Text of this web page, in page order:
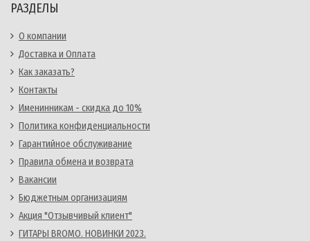
РАЗДЕЛЫ
О компании
Доставка и Оплата
Как заказать?
Контакты
Именинникам - скидка до 10%
Политика конфиденциальности
Гарантийное обслуживание
Правила обмена и возврата
Вакансии
Бюджетным организациям
Акция "Отзывчивый клиент"
ГИТАРЫ BROMO. НОВИНКИ 2023.